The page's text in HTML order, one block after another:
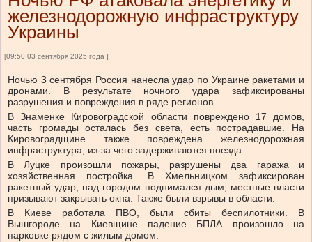
железнодорожную инфраструктуру
Украины
[09:50 03 сентября 2025 года ]
Ночью 3 сентября Россия нанесла удар по Украине ракетами и
дронами. В результате ночного удара зафиксированы
разрушения и повреждения в ряде регионов.
В Знаменке Кировоградской области повреждено 17 домов,
часть громады осталась без света, есть пострадавшие. На
Кировоградщине также повреждена железнодорожная
инфраструктура, из-за чего задерживаются поезда.
В Луцке произошли пожары, разрушены два гаража и
хозяйственная постройка. В Хмельницком зафиксирован
ракетный удар, над городом поднимался дым, местные власти
призывают закрывать окна. Также были взрывы в области.
В Киеве работала ПВО, были сбиты беспилотники. В
Вышгороде на Киевщине падение БПЛА произошло на
парковке рядом с жилым домом.